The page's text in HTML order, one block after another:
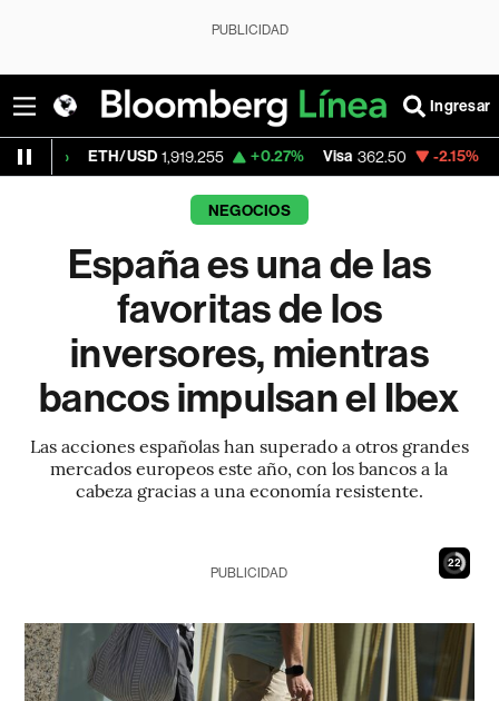
PUBLICIDAD
Ingresar
1,919.255 +0.27% Visa 362.50 -2.15% MercadoLibre
NEGOCIOS
España es una de las
favoritas de los
inversores, mientras
bancos impulsan el Ibex
Las acciones españolas han superado a otros grandes
mercados europeos este año, con los bancos a la
cabeza gracias a una economía resistente.
21
PUBLICIDAD